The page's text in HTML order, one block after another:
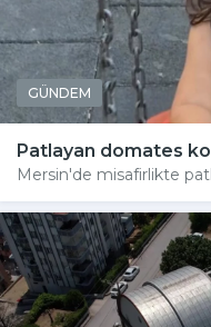
GÜNDEM
Patlayan domates
Mersin'de misafirlikte